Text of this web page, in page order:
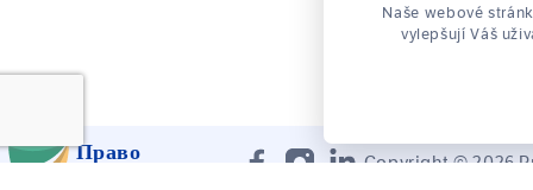
Право
Copyright © 2026
Naše webové
vylepšují Váš